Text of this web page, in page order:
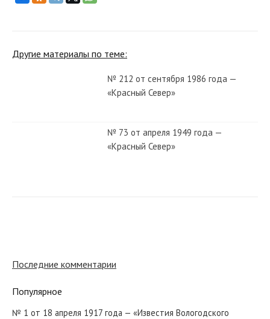
Другие материалы по теме:
№ 212 от сентября 1986 года —
«Красный Север»
№ 73 от апреля 1949 года —
«Красный Север»
«Красный Север»
Последние комментарии
Популярное
№ 1 от 18 апреля 1917 года — «Известия Вологодского